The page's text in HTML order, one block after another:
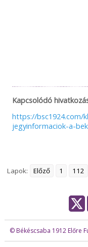
Kapcsolódó
https://bsc1924.com/
jegyinformaciok-a-
Lapok: Előző 1 112
© Békéscsaba 1912 Előre